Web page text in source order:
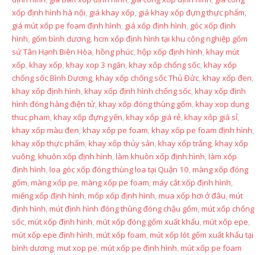
xốp định hình hà nội, giá khay xốp, giá khay xốp đựng thực phẩm,
giá mút xốp pe foam định hình, giá xốp định hình, góc xốp định
hình, gốm bình dương,hcm xốp định hình tại khu công nghiệp gốm
sứ Tân Hạnh Biên Hòa,hồng phúc,hộp xốp định hình,khay mút
xốp,khay xốp,khay xop 3 ngăn,khay xốp chống sốc,khay xốp
chống sốc Bình Dương,khay xốp chống sốc Thủ Đức,khay xốp đen,
khay xốp định hình,khay xốp định hình chống sốc,khay xốp định
hình đóng hàng điện tử,khay xốp đóng thùng gốm,khay xop dung
thuc pham,khay xốp đựng yến,khay xốp giá rẻ,khay xốp giá sỉ,
khay xốp màu đen,khay xốp pe foam,khay xốp pe foam định hình,
khay xốp thực phẩm,khay xốp thủy sản,khay xốp trắng,khay xốp
vuông,khuôn xốp định hình,làm khuôn xốp định hình,làm xốp
định hình,loa góc xốp đóng thùng loa tại Quận 10,màng xốp đóng
gốm,màng xốp pe,màng xốp pe foam,máy cắt xốp định hình,
miếng xốp định hình,mốp xốp định hình,mua xốp hơi ở đâu,mút
định hình,mút định hình đóng thùng đóng chậu gốm,mút xốp chống
sốc,mút xốp định hình,mút xốp đóng gốm xuất khẩu,mút xốp epe,
mút xốp epe định hình,mút xốp foam,mút xốp lót gốm xuất khẩu tại
bình dương,mut xop pe,mút xốp pe định hình,mút xốp pe foam